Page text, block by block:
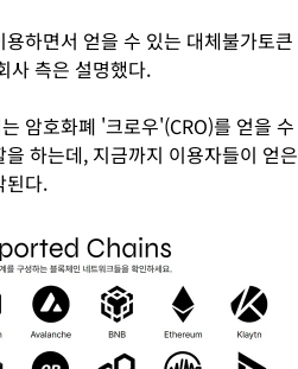
하면서 얻을 수 있는 대체불가토큰
사 측은 설명했다.
암호화폐 '크로우'(CRO)를 얻을 수
하는데, 지금까지 이용자들이 얻은
된다.